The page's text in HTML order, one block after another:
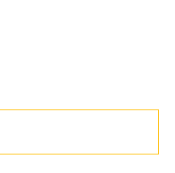
коррозии в зоне
с увеличенным